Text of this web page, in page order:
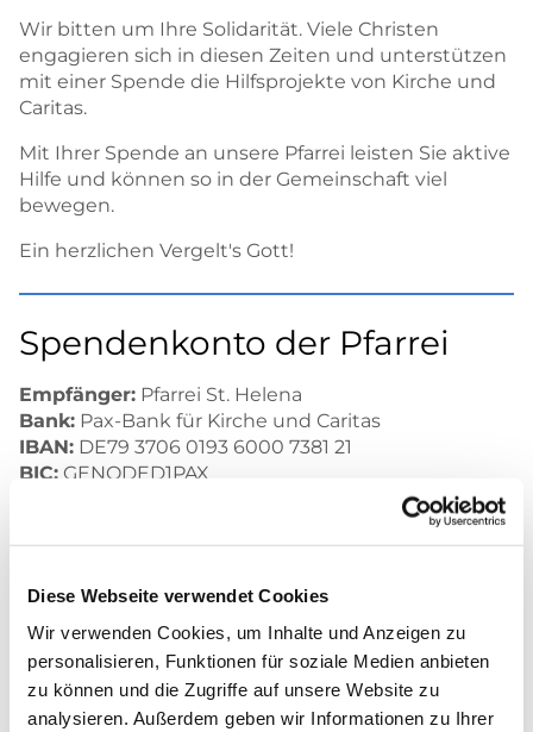
Diese Webseite verwendet Cookies
Wir verwenden Cookies, um Inhalte und Anzeigen zu
personalisieren, Funktionen für soziale Medien anbieten
zu können und die Zugriffe auf unsere Website zu
analysieren. Außerdem geben wir Informationen zu Ihrer
Wir bitten um Ihre Solidarität. Viele Christen
engagieren sich in diesen Zeiten und unterstützen
mit einer Spende die Hilfsprojekte von Kirche und
Caritas.
Mit Ihrer Spende an unsere Pfarrei leisten Sie aktive
Hilfe und können so in der Gemeinschaft viel
bewegen.
Ein herzlichen Vergelt's Gott!
Spendenkonto der Pfarrei
Empfänger: Pfarrei St. Helena
Bank: Pax-Bank für Kirche und Caritas
IBAN: DE79 3706 0193 6000 7381 21
BIC: GENODED1PAX
Sie können auch folgenden QR-Code mit Ihrer
Banking-App scannen: